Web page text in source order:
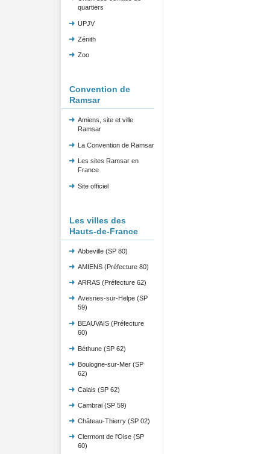
quartiers
UPJV
Zénith
Zoo
Convention de
Ramsar
Amiens, site et ville
Ramsar
La Convention de Ramsar
Les sites Ramsar en
France
Site officiel
Les villes des
Hauts-de-France
Abbeville (SP 80)
AMIENS (Préfecture 80)
ARRAS (Préfecture 62)
Avesnes-sur-Helpe (SP
59)
BEAUVAIS (Préfecture
60)
Béthune (SP 62)
Boulogne-sur-Mer (SP
62)
Calais (SP 62)
Cambrai (SP 59)
Château-Thierry (SP 02)
Clermont de l'Oise (SP
60)